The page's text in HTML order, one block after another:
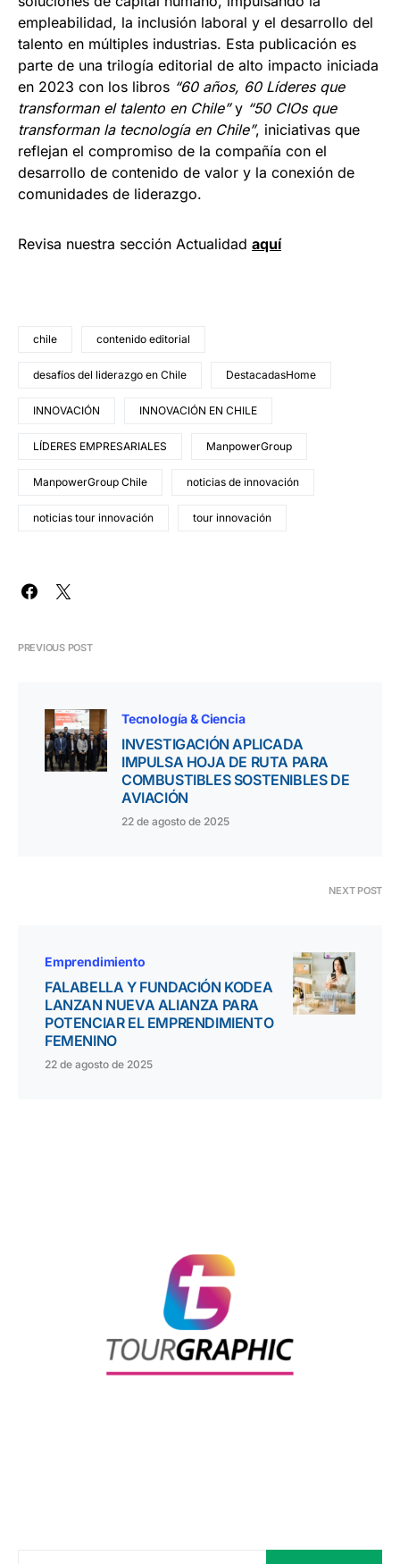
empleabilidad, la inclusión laboral y el desarrollo del
talento en múltiples industrias. Esta publicación es
parte de una trilogía editorial de alto impacto iniciada
en 2023 con los libros “60 años, 60 Líderes que
transforman el talento en Chile”y “50 CIOs que
transforman la tecnología en Chile”, iniciativas que
reflejan el compromiso de la compañía con el
desarrollo de contenido de valor y la conexión de
comunidades de liderazgo.
Revisa nuestra sección Actualidad aquí
chile contenido editorial
desafíos del liderazgo en Chile DestacadasHome
INNOVACIÓN INNOVACIÓN EN CHILE
LÍDERES EMPRESARIALES ManpowerGroup
ManpowerGroup Chile noticias de innovación
noticias tour innovación tour innovación
PREVIOUS POST
Tecnología & Ciencia
INVESTIGACIÓN APLICADA
IMPULSA HOJA DE RUTA PARA
COMBUSTIBLES SOSTENIBLES DE
AVIACIÓN
22 de agosto de 2025
NEXT POST
Emprendimiento
FALABELLA Y FUNDACIÓN KODEA
LANZAN NUEVA ALIANZA PARA
POTENCIAR EL EMPRENDIMIENTO
FEMENINO
22 de agosto de 2025